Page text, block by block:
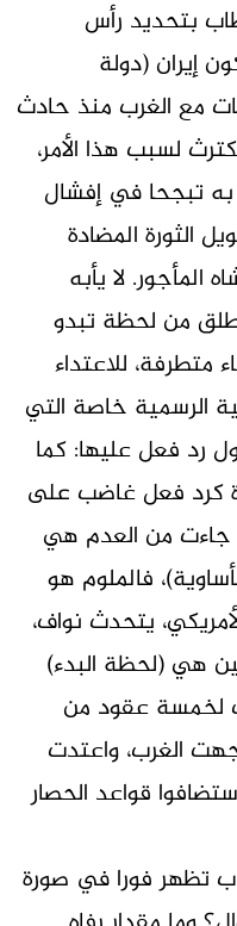
بتحديد رأس
إيران (دولة
مع الغرب منذ حادث
لسبب هذا الأمر،
به تبجحا في إفشال
الثورة المضادة
المأجور. لا يأبه
من لحظة تبدو
متطرفة، للاعتداء
الرسمية خاصة التي
رد فعل عليها: كما
كرد فعل غاضب على
جاءت من العدم هي
فالملوم هو
يتحدث نواف،
هي (لحظة البدء)
لخمسة عقود من
الغرب، واعتدت
قواعد الحصار
تظهر فورا في صورة